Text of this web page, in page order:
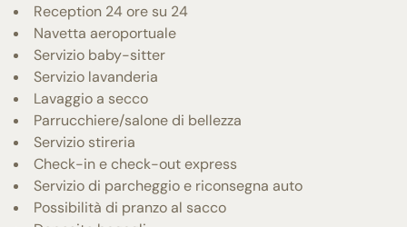
Reception 24 ore su 24
Navetta aeroportuale
Servizio baby-sitter
Servizio lavanderia
Lavaggio a secco
Parrucchiere/salone di bellezza
Servizio stireria
Check-in e check-out express
Servizio di parcheggio e riconsegna auto
Possibilità di pranzo al sacco